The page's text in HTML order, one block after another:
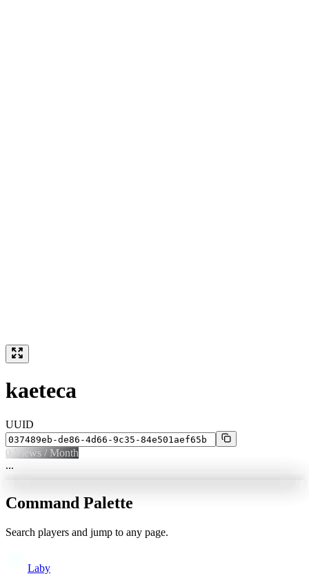
kaeteca
UUID
0 Views / Month
...
Command Palette
Search players and jump to any page.
Laby